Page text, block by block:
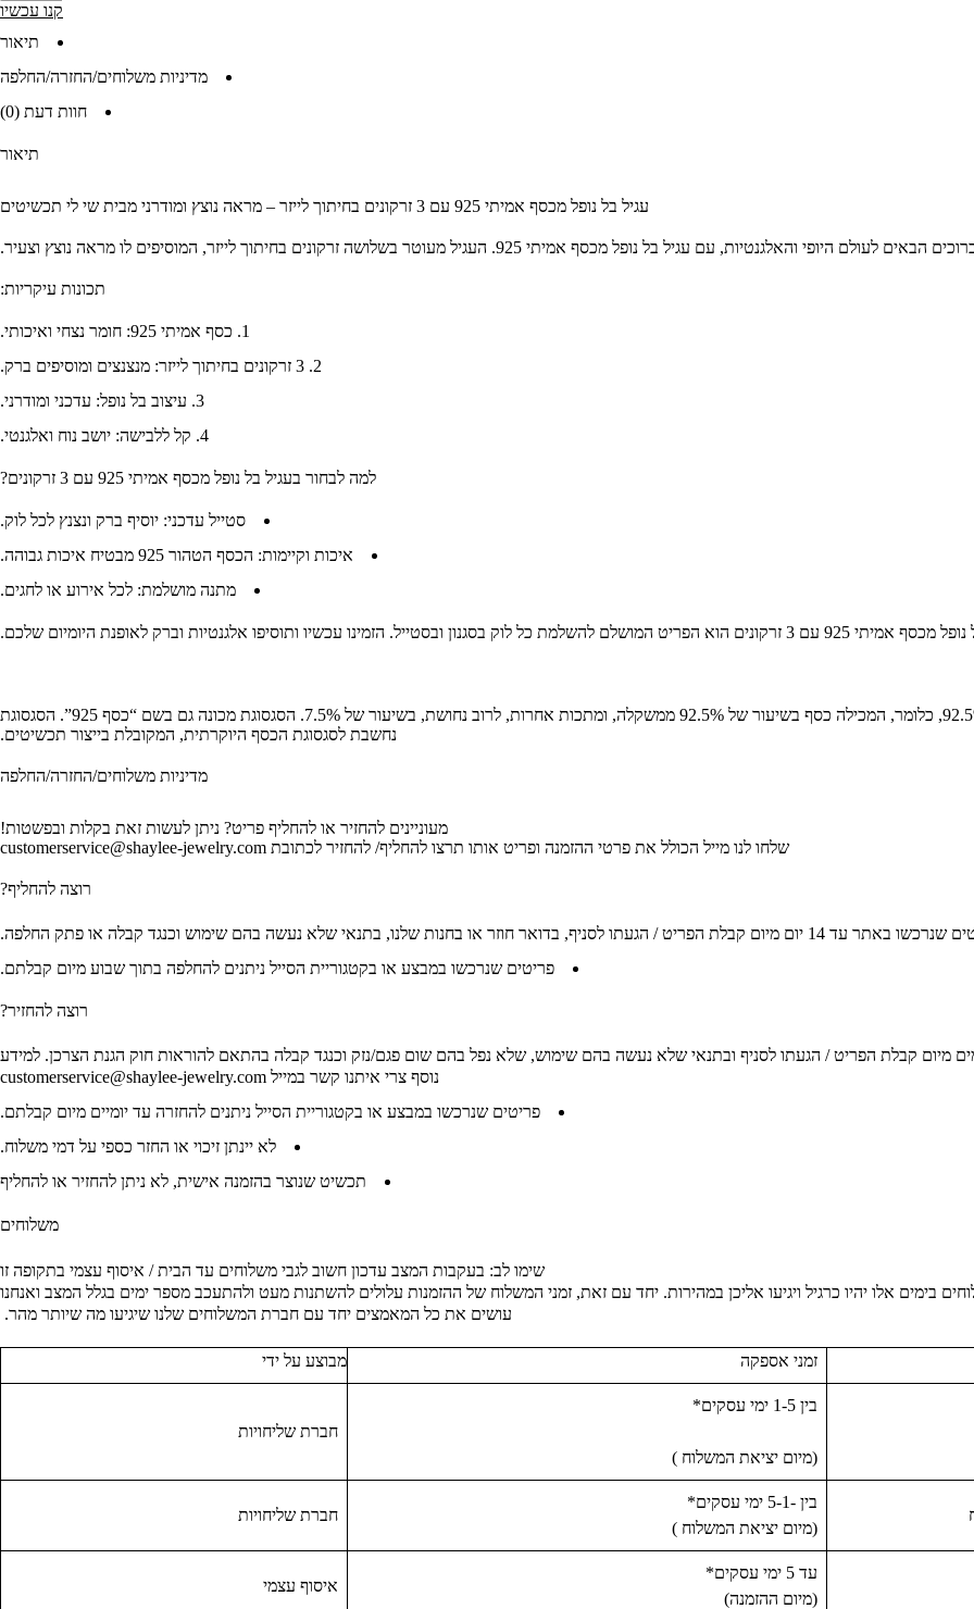
קנו עכשיו
תיאור
מדיניות משלוחים/החזרה/החלפה
חוות דעת (0)
תיאור
עגיל בל נופל מכסף אמיתי 925 עם 3 זרקונים בחיתוך לייזר – מראה נוצץ ומודרני מבית שי לי תכשיטים
הבאים לעולם היופי והאלגנטיות, עם עגיל בל נופל מכסף אמיתי 925. העגיל מעוטר בשלושה זרקונים בחיתוך לייזר, המוסיפים לו מראה נוצץ וצעיר.
תכונות עיקריות:
כסף אמיתי 925:
חומר נצחי ואיכותי.
3 זרקונים בחיתוך לייזר:
מנצנצים ומוסיפים ברק.
עיצוב בל נופל: עדכני ומודרני.
קל ללבישה: יושב נוח ואלגנטי.
למה לבחור בעגיל בל נופל מכסף אמיתי 925 עם 3 זרקונים?
סטייל עדכני: יוסיף ברק ונצנץ לכל לוק.
איכות וקיימות: הכסף הטהור 925 מבטיח איכות גבוהה.
מתנה מושלמת: לכל אירוע או לחגים.
הפריט המושלם להשלמת כל לוק בסגנון ובסטייל. הזמינו עכשיו ותוסיפו אלגנטיות וברק לאופנת היומיום שלכם.
כסף סטרלינג או סטרלינג סילבר היא סגסוגת כסף בדרגת טוהר של 92.5%, כלומר, המכילה כסף בשיעור של 92.5% ממשקלה, ומתכות אחרות, לרוב נחושת, בשיעור של 7.5%. הסגסוגת מכונה גם בשם “כסף 925”. הסגסוגת
נחשבת לסגסוגת הכסף היוקרתית, המקובלת בייצור תכשיטים.
מדיניות משלוחים/החזרה/החלפה
מעוניינים להחזיר או להחליף פריט? ניתן לעשות זאת בקלות ובפשטות!
שלחו לנו מייל הכולל את פרטי ההזמנה ופריט אותו תרצו להחליף/ להחזיר לכתובת customerservice@shaylee-jewelry.com
רוצה להחליף?
בדואר חוזר או בחנות שלנו, בתנאי שלא נעשה בהם שימוש וכנגד קבלה או פתק החלפה.
פריטים שנרכשו במבצע או בקטגוריית הסייל ניתנים להחלפה בתוך שבוע מיום קבלתם.
רוצה להחזיר?
להחזיר פריטים תמורת זיכוי קרדיט באתר או החזר כספי עד 14 ימים מיום קבלת הפריט / הגעתו לסניף ובתנאי שלא נעשה בהם שימוש, שלא נפל בהם שום פגם/נזק וכנגד קבלה בהתאם להוראות חוק הגנת הצרכן. למידע
נוסף צרי איתנו קשר במייל customerservice@shaylee-jewelry.com
פריטים שנרכשו במבצע או בקטגוריית הסייל ניתנים להחזרה עד יומיים מיום קבלתם.
לא יינתן זיכוי או החזר כספי על דמי משלוח.
תכשיט שנוצר בהזמנה אישית, לא ניתן להחזיר או להחליף
משלוחים
שימו לב: בעקבות המצב עדכון חשוב לגבי משלוחים עד הבית / איסוף עצמי בתקופה זו
בימים אלו יהיו כרגיל ויגיעו אליכן במהירות. יחד עם זאת, זמני המשלוח של ההזמנות עלולים להשתנות מעט ולהתעכב מספר ימים בגלל המצב ואנחנו
עושים את כל המאמצים יחד עם חברת המשלוחים שלנו שיגיעו מה שיותר מהר.
זמני אספקה מבוצע על ידי
בין 1-5 ימי עסקים*
(מיום יציאת המשלוח )
חברת שליחויות
בין -5-1 ימי עסקים*
(מיום יציאת המשלוח )
חברת שליחויות
עד 5 ימי עסקים*
(מיום ההזמנה)
איסוף עצמי